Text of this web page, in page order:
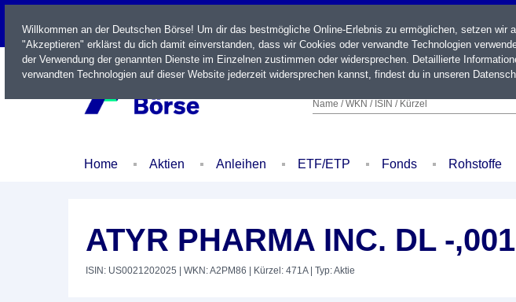
LIVE
Name / WKN / ISIN / Kürzel
Home Aktien Anleihen ETF/ETP Fonds Rohstoffe
ATYR PHARMA INC. DL -,001
ISIN: US0021202025 | WKN: A2PM86 | Kürzel: 471A| Typ: Aktie
Willkommen an der Deutschen Börse! Um dir das bestmögliche Online-Erlebnis zu ermöglichen, setzen
"Akzeptieren" erklärst du dich damit einverstanden, dass wir Cookies oder verwandte Technologien
der Verwendung der genannten Dienste im Einzelnen zustimmen oder widersprechen. Detaillierte
verwandten Technologien auf dieser Website jederzeit widersprechen kannst, findest du in unseren